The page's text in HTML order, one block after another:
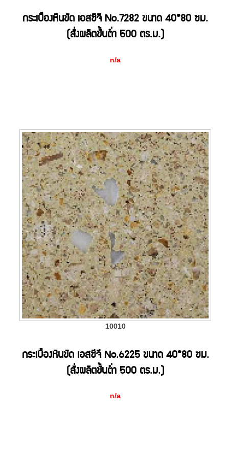
กระเบื้องหินขัด เอสซีจี No.7282 ขนาด 40*80 ซม.
(สั่งผลิตขั้นต่ำ 500 ตร.ม.)
n/a
10010
กระเบื้องหินขัด เอสซีจี No.6225 ขนาด 40*80 ซม.
(สั่งผลิตขั้นต่ำ 500 ตร.ม.)
n/a